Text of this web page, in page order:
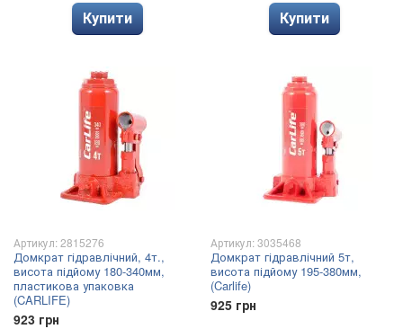
Купити Купити
Артикул: 2815276
Домкрат гідравлічний, 4т.,
висота підйому 180-340мм,
пластикова упаковка
(CARLIFE)
923 грн
Артикул: 3035468
Домкрат гідравлічний 5т,
висота підйому 195-380мм,
(Carlife)
925 грн